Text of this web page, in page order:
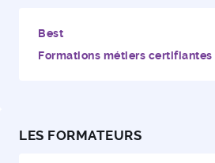
Best
Formations métiers certifiantes
LES FORMATEURS